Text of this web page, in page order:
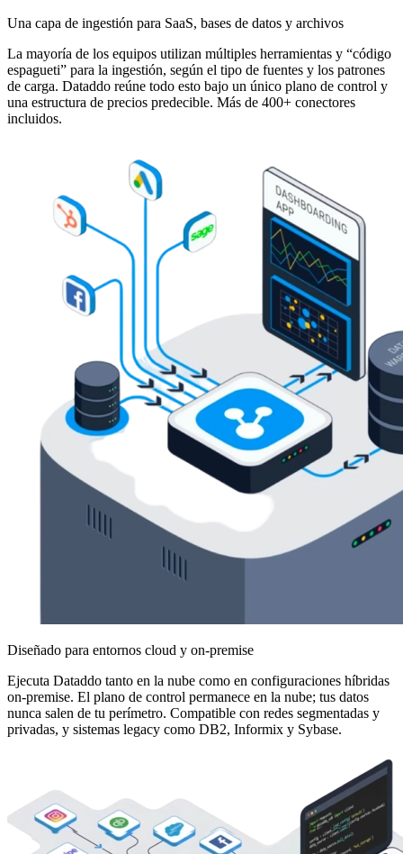
Una capa de ingestión para SaaS, bases de datos y archivos
La mayoría de los equipos utilizan múltiples herramientas y “código
espagueti” para la ingestión, según el tipo de fuentes y los patrones
de carga. Dataddo reúne todo esto bajo un único plano de control y
una estructura de precios predecible. Más de 400+ conectores
incluidos.
Diseñado para entornos cloud y on-premise
Ejecuta Dataddo tanto en la nube como en configuraciones híbridas
on-premise. El plano de control permanece en la nube; tus datos
nunca salen de tu perímetro. Compatible con redes segmentadas y
privadas, y sistemas legacy como DB2, Informix y Sybase.